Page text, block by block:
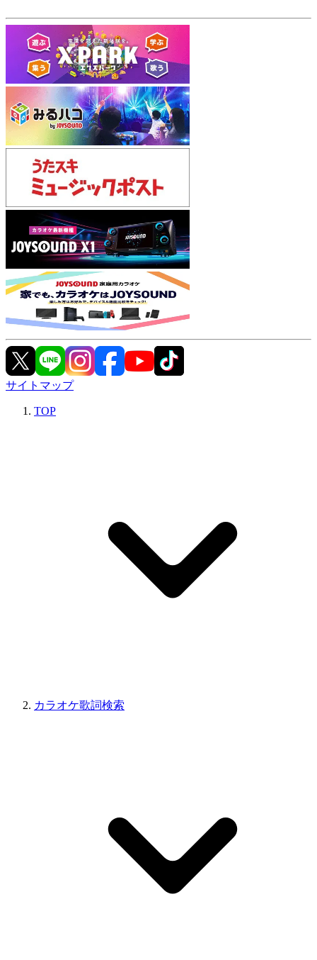
サイトマップ
TOP
カラオケ歌詞検索